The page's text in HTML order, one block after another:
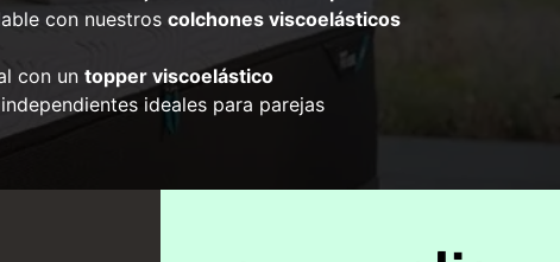
con nuestros colchones viscoelásticos
con un topper viscoelástico
ideales para parejas